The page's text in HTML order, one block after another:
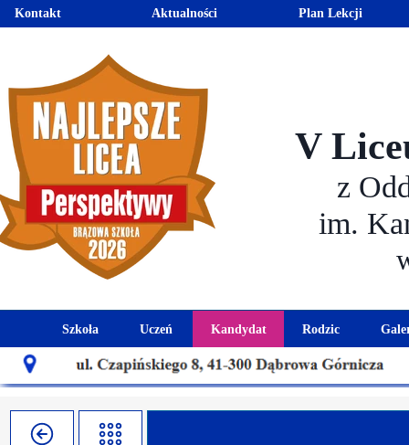
Rodzic
Harmonogram
Szkoła
Historia szkoły
Misja szkoły
Uczeń
Kalendarz roku szkolnego
Kandydat
Aktualności dla
V
z
im.
Plan Lekcji
Aktualności
Kontakt